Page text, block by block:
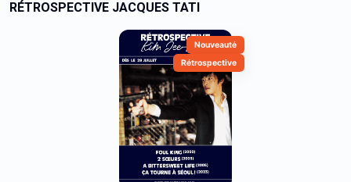
RÉTROSPECTIVE JACQUES TATI
Nouveauté
Rétrospective